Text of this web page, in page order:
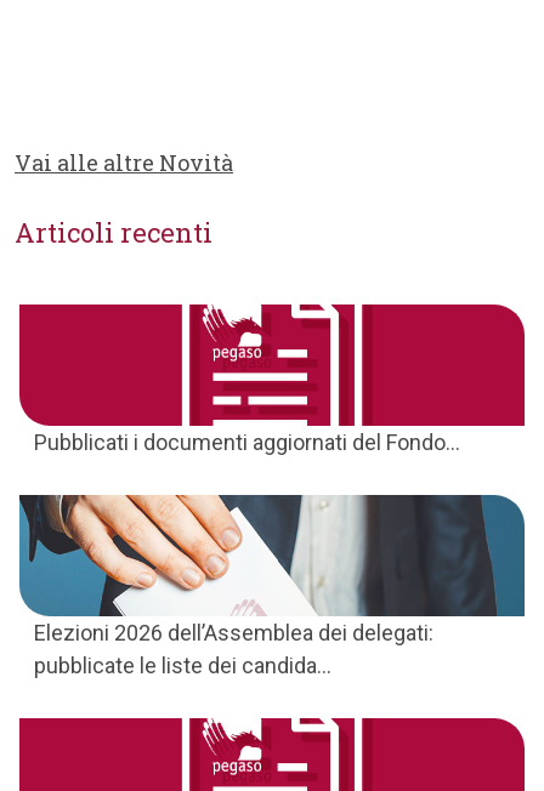
Vai alle altre Novità
Articoli recenti
Pubblicati i documenti aggiornati del Fondo...
Elezioni 2026 dell’Assemblea dei delegati:
pubblicate le liste dei candida...